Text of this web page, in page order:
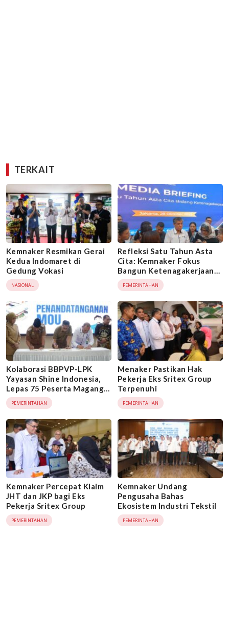
TERKAIT
Kemnaker Resmikan Gerai
Kedua Indomaret di
Gedung Vokasi
NASIONAL
Refleksi Satu Tahun Asta
Cita: Kemnaker Fokus
Bangun Ketenagakerjaan
Adil, Inklusif, dan Berdaya
Saing
PEMERINTAHAN
Kolaborasi BBPVP-LPK
Yayasan Shine Indonesia,
Lepas 75 Peserta Magang
ke Jepang
PEMERINTAHAN
Menaker Pastikan Hak
Pekerja Eks Sritex Group
Terpenuhi
PEMERINTAHAN
Kemnaker Percepat Klaim
JHT dan JKP bagi Eks
Pekerja Sritex Group
PEMERINTAHAN
Kemnaker Undang
Pengusaha Bahas
Ekosistem Industri Tekstil
PEMERINTAHAN